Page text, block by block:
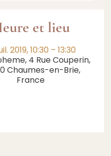
et lieu
2019, 10:30 – 13:30
4 Rue Couperin,
Chaumes-en-Brie,
France